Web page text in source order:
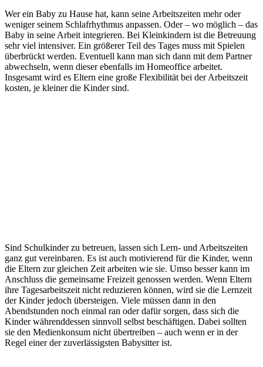
Wer ein Baby zu Hause hat, kann seine Arbeitszeiten mehr oder
weniger seinem Schlafrhythmus anpassen. Oder – wo möglich – das
Baby in seine Arbeit integrieren. Bei Kleinkindern ist die Betreuung
sehr viel intensiver. Ein größerer Teil des Tages muss mit Spielen
überbrückt werden. Eventuell kann man sich dann mit dem Partner
abwechseln, wenn dieser ebenfalls im Homeoffice arbeitet.
Insgesamt wird es Eltern eine große Flexibilität bei der Arbeitszeit
kosten, je kleiner die Kinder sind.
Sind Schulkinder zu betreuen, lassen sich Lern- und Arbeitszeiten
ganz gut vereinbaren. Es ist auch motivierend für die Kinder, wenn
die Eltern zur gleichen Zeit arbeiten wie sie. Umso besser kann im
Anschluss die gemeinsame Freizeit genossen werden. Wenn Eltern
ihre Tagesarbeitszeit nicht reduzieren können, wird sie die Lernzeit
der Kinder jedoch übersteigen. Viele müssen dann in den
Abendstunden noch einmal ran oder dafür sorgen, dass sich die
Kinder währenddessen sinnvoll selbst beschäftigen. Dabei sollten
sie den Medienkonsum nicht übertreiben – auch wenn er in der
Regel einer der zuverlässigsten Babysitter ist.